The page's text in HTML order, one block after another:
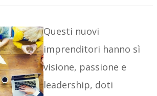
Questi nuovi
imprenditori hanno sì
visione, passione e
leadership, doti